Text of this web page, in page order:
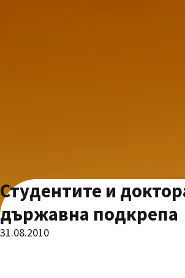
Студентите и
държавна подкрепа
31.08.2010